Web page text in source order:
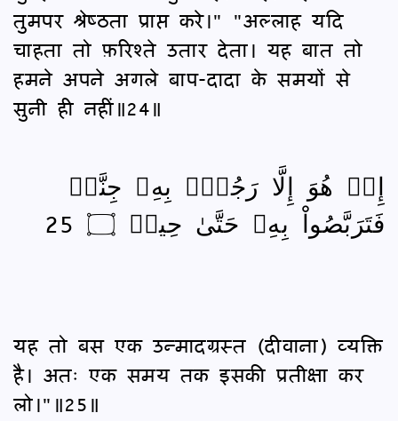
तुमपर श्रेष्‍ठता प्राप्त करे।" "अल्लाह यदि
चाहता तो फ़रिश्ते उतार देता। यह बात तो
हमने अपने अगले बाप-दादा के समयों से
सुनी ही नहीं॥24॥
إِنۡ هُوَ إِلَّا رَجُلُۢ بِهِۦ جِنَّةٞ
فَتَرَبَّصُواْ بِهِۦ حَتَّىٰ حِينٖ ۝ 25
यह तो बस एक उन्मादग्रस्त (दीवाना) व्यक्ति
है। अतः एक समय तक इसकी प्रतीक्षा कर
लो।"॥25॥